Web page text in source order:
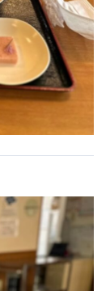
R＆M